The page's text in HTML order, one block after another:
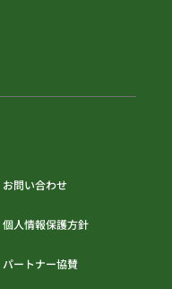
お問い合わせ
個人情報保護方針
パートナー協賛